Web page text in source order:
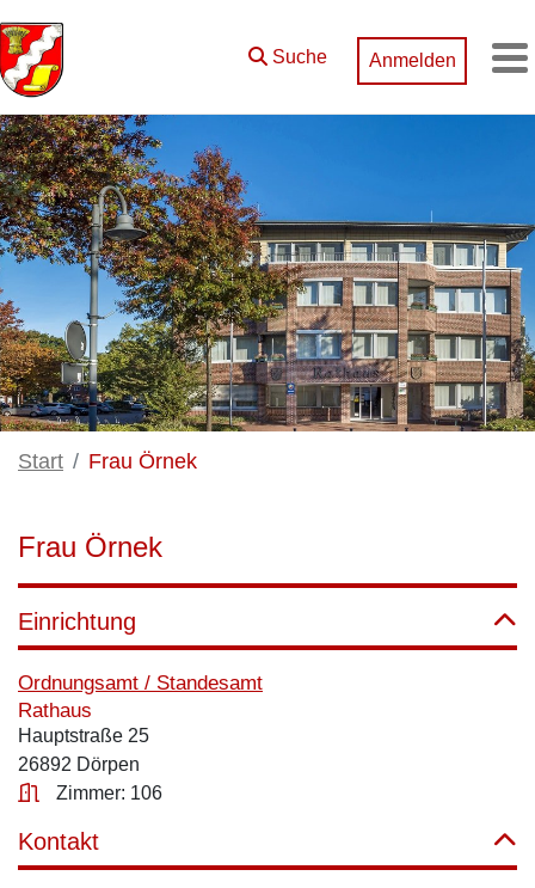
Zum Hauptinhalt springen
Suche Anmelden
Start Frau Örnek
Frau Örnek
Einrichtung
Ordnungsamt / Standesamt
Rathaus
Hauptstraße 25
26892 Dörpen
Zimmer: 106
Kontakt